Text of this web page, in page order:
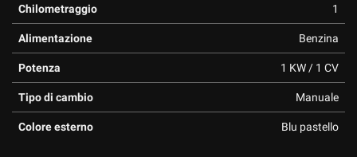
Chilometraggio 1
Alimentazione Benzina
Potenza 1 KW / 1 CV
Tipo di cambio Manuale
Colore esterno Blu pastello